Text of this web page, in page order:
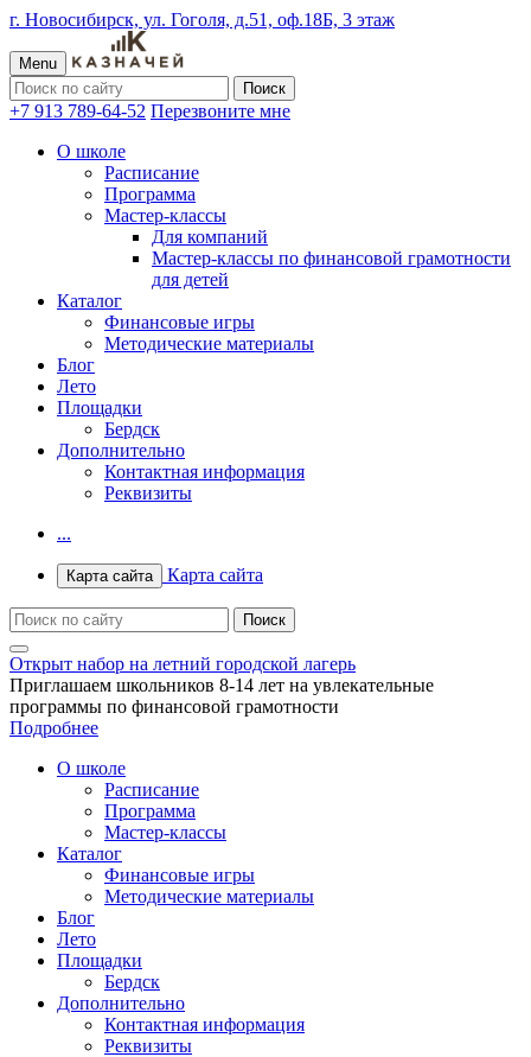
г. Новосибирск, ул. Гоголя, д.51, оф.18Б, 3 этаж
Menu
+7 913 789-64-52 Перезвоните мне
О школе
Расписание
Программа
Мастер-классы
Для компаний
Мастер-классы по финансовой грамотности
для детей
Каталог
Финансовые игры
Методические материалы
Блог
Лето
Площадки
Бердск
Дополнительно
Контактная информация
Реквизиты
...
Карта сайта Карта сайта
Открыт набор на летний городской лагерь
Приглашаем школьников 8-14 лет на увлекательные
программы по финансовой грамотности
Подробнее
О школе
Расписание
Программа
Мастер-классы
Каталог
Финансовые игры
Методические материалы
Блог
Лето
Площадки
Бердск
Дополнительно
Контактная информация
Реквизиты